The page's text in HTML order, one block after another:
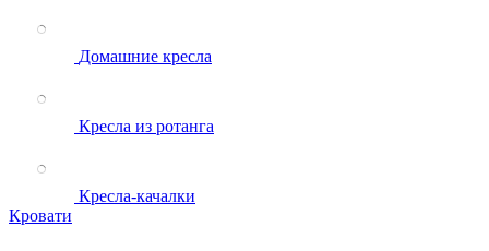
Домашние кресла
Кресла из ротанга
Кресла-качалки
Кровати